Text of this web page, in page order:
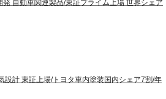
自動車関連製品/東証プライム上場 世界シェア
設計 東証上場/トヨタ車内塗装国内シェア7割/年